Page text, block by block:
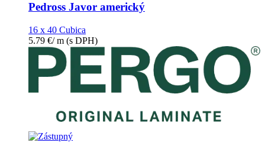
Pedross Javor americký
16 x 40 Cubica
5.79 €/ m (s DPH)